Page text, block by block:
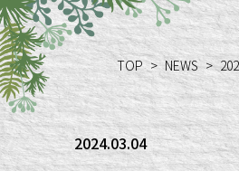
TOP NEWS
2024.03.04